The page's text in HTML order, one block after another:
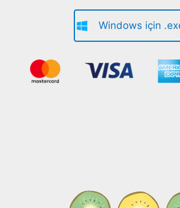
Windows için